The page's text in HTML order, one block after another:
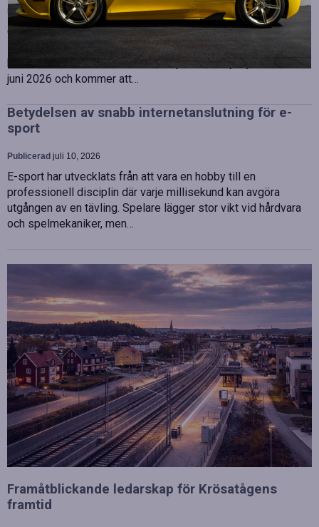
Publicerad juli 10, 2026
OHLA Sverige stärker sin ledningsgrupp genom att anställa
Malin Bergman som HR-chef och María Vazquez som
biträdande ekonomichef. Båda började sina nya tjänster den 1
juni 2026 och kommer att…
Betydelsen av snabb internetanslutning för e-
sport
Publicerad juli 10, 2026
E-sport har utvecklats från att vara en hobby till en
professionell disciplin där varje millisekund kan avgöra
utgången av en tävling. Spelare lägger stor vikt vid hårdvara
och spelmekaniker, men…
Framåtblickande ledarskap för Krösatågens
framtid